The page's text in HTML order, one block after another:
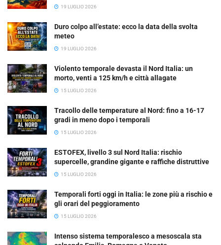
19 LUGLIO 2026
Duro colpo all’estate: ecco la data della svolta
meteo
19 LUGLIO 2026
Violento temporale devasta il Nord Italia: un
morto, venti a 125 km/h e città allagate
15 LUGLIO 2026
Tracollo delle temperature al Nord: fino a 16-17
gradi in meno dopo i temporali
15 LUGLIO 2026
ESTOFEX, livello 3 sul Nord Italia: rischio
supercelle, grandine gigante e raffiche distruttive
15 LUGLIO 2026
Temporali forti oggi in Italia: le zone più a rischio e
gli orari del peggioramento
15 LUGLIO 2026
Intenso sistema temporalesco a mesoscala sta